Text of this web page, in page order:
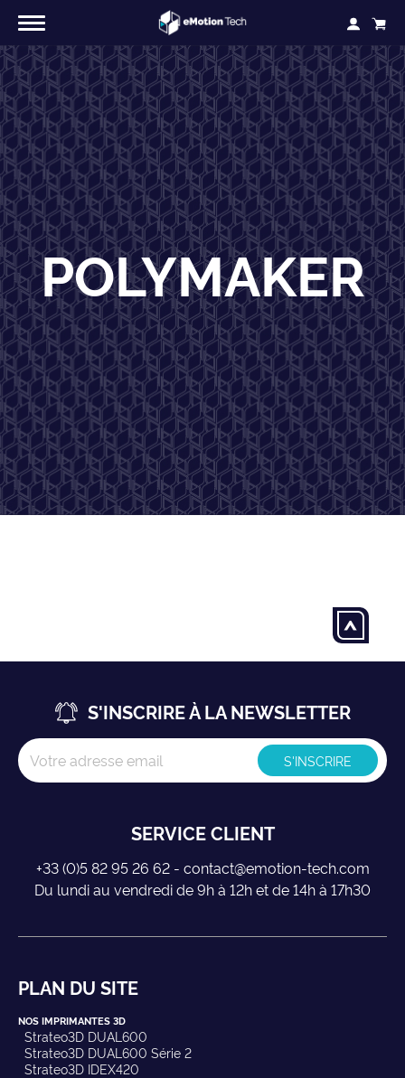
POLYMAKER
>
S'INSCRIRE À LA NEWSLETTER
SERVICE CLIENT
+33 (0)5 82 95 26 62 - contact@emotion-tech.com
Du lundi au vendredi de 9h à 12h et de 14h à 17h30
PLAN DU SITE
NOS IMPRIMANTES 3D
Strateo3D DUAL600
Strateo3D DUAL600 Série 2
Strateo3D IDEX420